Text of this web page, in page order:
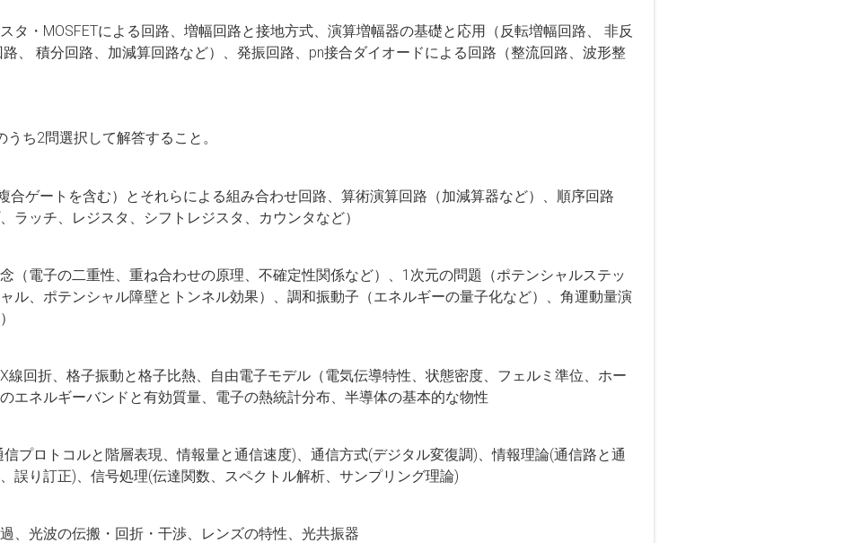
タ・MOSFETによる回路、増幅回路と接地方式、演算増幅器の基礎と応用（反転増幅回路、 非反
、 積分回路、加減算回路など）、発振回路、pn接合ダイオードによる回路（整流回路、波形整
ち2問選択して解答すること。
合ゲートを含む）とそれらによる組み合わせ回路、算術演算回路（加減算器など）、順序回路
ラッチ、レジスタ、シフトレジスタ、カウンタなど）
（電子の二重性、重ね合わせの原理、不確定性関係など）、1次元の問題（ポテンシャルステッ
ル、ポテンシャル障壁とトンネル効果）、調和振動子（エネルギーの量子化など）、角運動量演
線回折、格子振動と格子比熱、自由電子モデル（電気伝導特性、状態密度、フェルミ準位、ホー
エネルギーバンドと有効質量、電子の熱統計分布、半導体の基本的な物性
プロトコルと階層表現、情報量と通信速度)、通信方式(デジタル変復調)、情報理論(通信路と通
誤り訂正)、信号処理(伝達関数、スペクトル解析、サンプリング理論)
、光波の伝搬・回折・干渉、レンズの特性、光共振器